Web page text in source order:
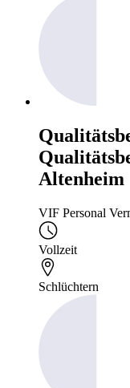
Altenheim
VIF Personal
Vollzeit
Schlüchtern